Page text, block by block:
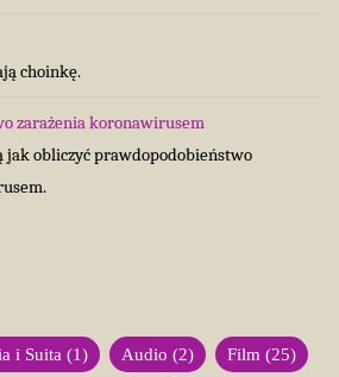
choinkę.
zarażenia koronawirusem
jak obliczyć prawdopodobieństwo
i Suita (1) Audio (2) Film (25)